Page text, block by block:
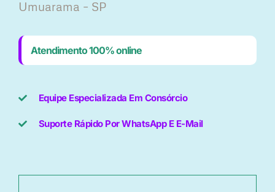
Umuarama – SP
Atendimento 100% online
Equipe Especializada Em Consórcio
Suporte Rápido Por WhatsApp E E-Mail